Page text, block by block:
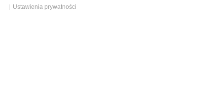
Ustawienia prywatności